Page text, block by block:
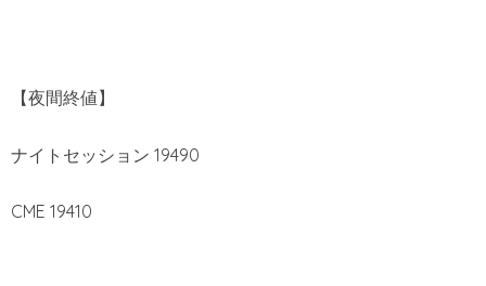
【夜間終値】
ナイトセッション 19490
CME 19410